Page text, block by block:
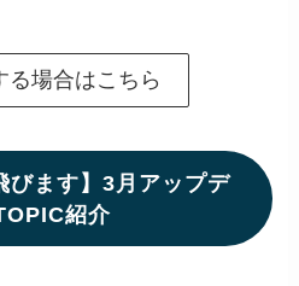
る場合はこちら
びます】3月アップデ
紹介